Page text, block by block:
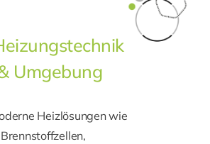
Umgebung
Heizlösungen wie